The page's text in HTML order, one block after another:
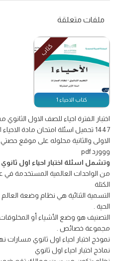
ملفات متعلقة
كتاب
كتاب الاحياء 1
اختبار الفترة احياء للصف الاول
الاولى والثانية محلوله على موقع
ووورد pdf
وتشمل اسئلة اختبار احياء اول
من الواحدات العالمية المستخدمة في
الكتلة
التسمية الثنائية هي نظام وضعة
الحية .
التصنيف هو وضع الأشياء أو
مجموعة خصائص .
نموذج اختبار احياء اول ثانوي مسارات
نماذج اختبار احياء اول ثانوي